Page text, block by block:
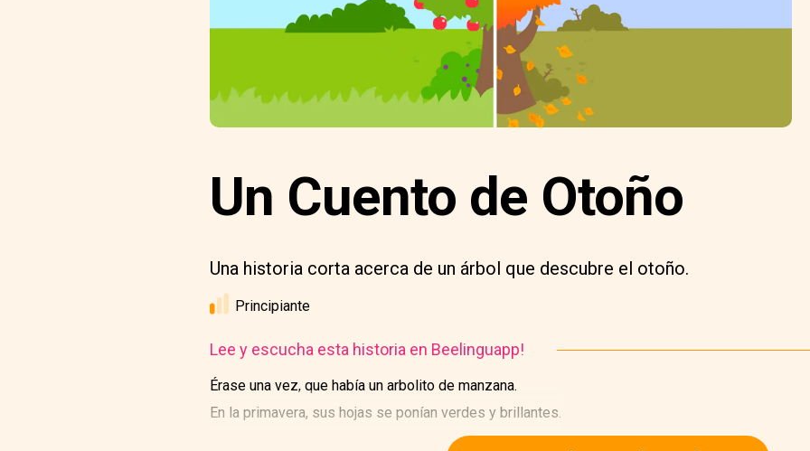
Un Cuento de Otoño
Una historia corta acerca de un árbol que descubre el otoño.
Principiante
Lee y escucha esta historia en Beelinguapp!
Érase una vez, que había un arbolito de manzana.
En la primavera, sus hojas se ponían verdes y brillantes.